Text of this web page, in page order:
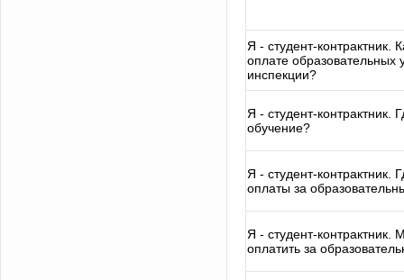
Я - студент-контрактник.
оплате образовательных
инспекции?
Я - студент-контрактник.
обучение?
Я - студент-контрактник.
оплаты за
Я - студент-
оплатить за